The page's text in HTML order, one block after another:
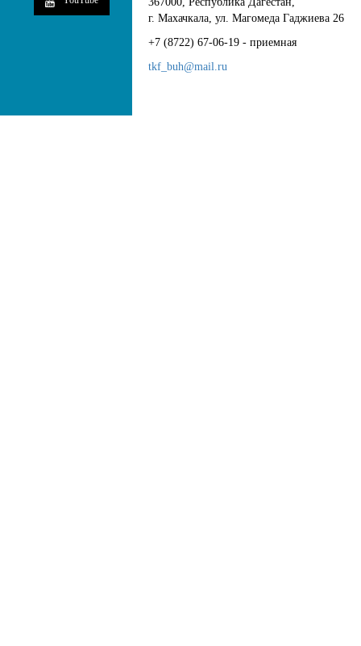
г. Махачкала, ул. Магомеда Гаджиева 26
+7 (8722) 67-06-19 - приемная
tkf_buh@mail.ru